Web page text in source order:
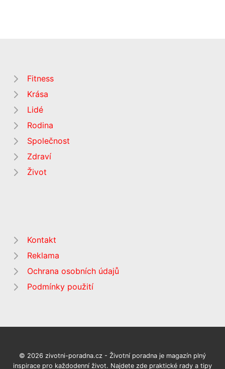
Fitness
Krása
Lidé
Rodina
Společnost
Zdraví
Život
Kontakt
Reklama
Ochrana osobních údajů
Podmínky použití
© 2026 zivotni-poradna.cz - Životní poradna je magazín plný
inspirace pro každodenní život. Najdete zde praktické rady a tipy